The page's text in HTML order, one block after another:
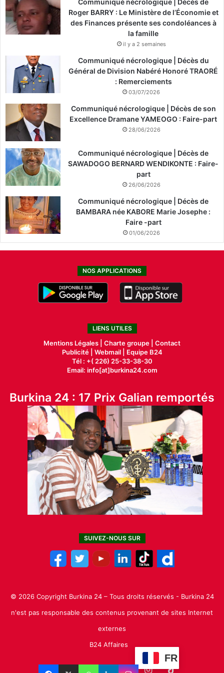
Communiqué nécrologique | Décès de
Roger BARRY : Le Ministère de l’Économie et
des Finances présente ses condoléances à
la famille
il y a 2 semaines
Communiqué nécrologique | Décès du
Général de Division Nabéré Honoré TRAORÉ
: Remerciements
03/07/2026
Communiqué nécrologique | Décès de son
Excellence Dramane YAMEOGO : Faire-part
28/06/2026
Communiqué nécrologique | Décès de
SAWADOGO BERNARD WENDIKONTE : Faire-
part
26/06/2026
Communiqué nécrologique | Décès de
BAMBARA née KABORE Marie Josephe :
Faire -part
01/06/2026
NOS APPLICATIONS
LIENS UTILES
Mentions Légales | Charte groupe | Contact
Publicité| Webmail |
Equipe B24
Tél : +( 226) 25-33-38-30
Email: info[at]burkina24.com
Burkina 24 : 17 Prix Galian remportés
SUIVEZ-NOUS SUR
© 2026 Copyright Burkina 24 – Tous droits réservés - Burkina 24
n'est pas responsable des contenus provenant de sites Internet
externes
B24 Affaires
FR
Facebook LinkedinYouTubeInstagram
TikTok